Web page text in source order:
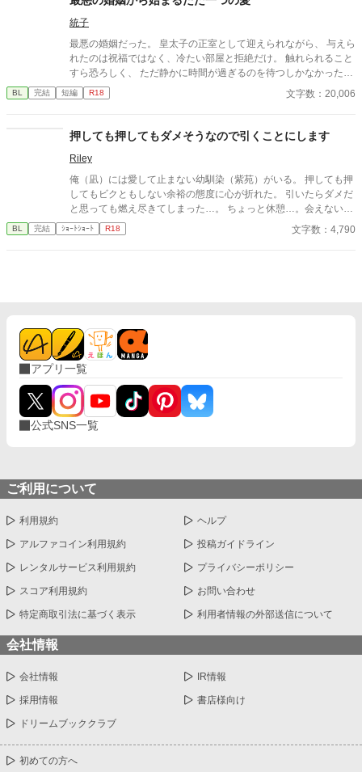
統子
最悪の婚姻だった。 皇太子の正室として迎えられながら、 与えら
れたのは祝福ではなく、冷たい部屋と拒絶だけ。 触れられること
すら恐ろしく、 ただ静かに時間が過ぎるのを待つしかなかった。
けれど—— 差し出された手は、思っていたものとは違っていた。
無理に触れない。 急がない。 ただ、こちらの様子を確かめるよう
り前になり、 言葉を交わす時間が、夜の習慣になっていた。 触れ
られるたびに怖さは消え、 代わりに残るのは、離れがたい温も
り。 これは、最悪の婚姻から始まった関係が、 やがて“ただ一
人”へと変わっていく物語。 望まれなかったはずのはじまりが、
いつしか、何よりも大切なものになるまでの—— 静かで、優し
い、溺れるような愛の記録。
BL 完結 短編 R18 文字数：20,006
押しても押してもダメそうなので引くことにします
Riley
俺（凪）には愛して止まない幼馴染（紫苑）がいる。 押しても押
してもビクともしない余裕の態度に心が折れた。 引いたらダメだ
と思っても燃え尽きてしまった…。 ちょっと休憩…。会えないと
寂しいけど、引くと言ったからには自分からいけない…
BL 完結 ｼｮｰﾄｼｮｰﾄ R18 文字数：4,790
アプリ一覧
公式SNS一覧
ご利用について
利用規約 ヘルプ
アルファコイン利用規約 投稿ガイドライン
レンタルサービス利用規約 プライバシーポリシー
スコア利用規約 お問い合わせ
特定商取引法に基づく表示 利用者情報の外部送信について
会社情報
会社情報 IR情報
採用情報 書店様向け
ドリームブッククラブ
初めての方へ